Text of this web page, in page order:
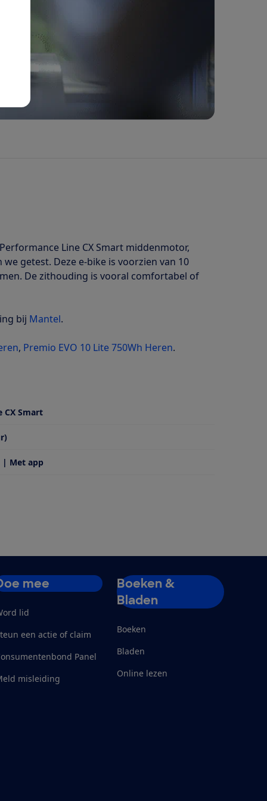
Line CX Smart middenmotor,
getest. Deze e-bike is voorzien van 10
De zithouding is vooral comfortabel of
bij Mantel.
, Premio EVO 10 Lite 750Wh Heren.
CX Smart
| Met app
mee
lid
een actie of claim
Panel
misleiding
Boeken &
Bladen
Boeken
Bladen
Online lezen